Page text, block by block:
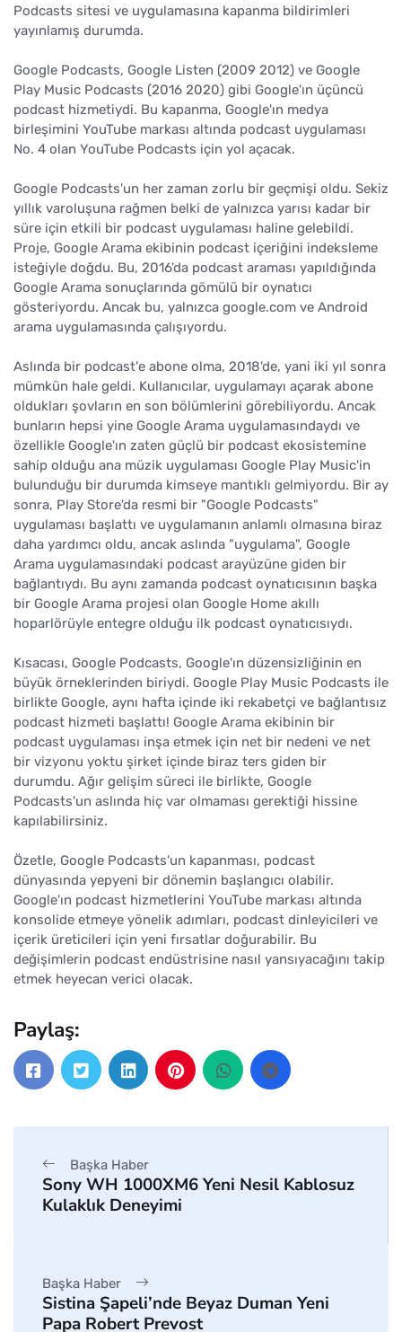
Podcasts sitesi ve uygulamasına kapanma bildirimleri
yayınlamış durumda.
Google Podcasts, Google Listen (2009 2012) ve Google
Play Music Podcasts (2016 2020) gibi Google'ın üçüncü
podcast hizmetiydi. Bu kapanma, Google'ın medya
birleşimini YouTube markası altında podcast uygulaması
No. 4 olan YouTube Podcasts için yol açacak.
Google Podcasts'un her zaman zorlu bir geçmişi oldu. Sekiz
yıllık varoluşuna rağmen belki de yalnızca yarısı kadar bir
süre için etkili bir podcast uygulaması haline gelebildi.
Proje, Google Arama ekibinin podcast içeriğini indeksleme
isteğiyle doğdu. Bu, 2016'da podcast araması yapıldığında
Google Arama sonuçlarında gömülü bir oynatıcı
gösteriyordu. Ancak bu, yalnızca google.com ve Android
arama uygulamasında çalışıyordu.
Aslında bir podcast'e abone olma, 2018'de, yani iki yıl sonra
mümkün hale geldi. Kullanıcılar, uygulamayı açarak abone
oldukları şovların en son bölümlerini görebiliyordu. Ancak
bunların hepsi yine Google Arama uygulamasındaydı ve
özellikle Google'ın zaten güçlü bir podcast ekosistemine
sahip olduğu ana müzik uygulaması Google Play Music'in
bulunduğu bir durumda kimseye mantıklı gelmiyordu. Bir ay
sonra, Play Store'da resmi bir "Google Podcasts"
uygulaması başlattı ve uygulamanın anlamlı olmasına biraz
daha yardımcı oldu, ancak aslında "uygulama", Google
Arama uygulamasındaki podcast arayüzüne giden bir
bağlantıydı. Bu aynı zamanda podcast oynatıcısının başka
bir Google Arama projesi olan Google Home akıllı
hoparlörüyle entegre olduğu ilk podcast oynatıcısıydı.
Kısacası, Google Podcasts, Google'ın düzensizliğinin en
büyük örneklerinden biriydi. Google Play Music Podcasts ile
birlikte Google, aynı hafta içinde iki rekabetçi ve bağlantısız
podcast hizmeti başlattı! Google Arama ekibinin bir
podcast uygulaması inşa etmek için net bir nedeni ve net
bir vizyonu yoktu şirket içinde biraz ters giden bir
durumdu. Ağır gelişim süreci ile birlikte, Google
Podcasts'un aslında hiç var olmaması gerektiği hissine
kapılabilirsiniz.
Özetle, Google Podcasts'un kapanması, podcast
dünyasında yepyeni bir dönemin başlangıcı olabilir.
Google'ın podcast hizmetlerini YouTube markası altında
konsolide etmeye yönelik adımları, podcast dinleyicileri ve
içerik üreticileri için yeni fırsatlar doğurabilir. Bu
değişimlerin podcast endüstrisine nasıl yansıyacağını takip
etmek heyecan verici olacak.
Paylaş:
Başka Haber
Sony WH 1000XM6 Yeni Nesil Kablosuz
Kulaklık Deneyimi
Başka Haber
Sistina Şapeli’nde Beyaz Duman Yeni
Papa Robert Prevost